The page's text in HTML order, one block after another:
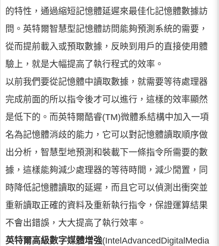
的特性，通過縮短記憶體延遲來最佳化記憶體數據訪
問。英特爾智慧型記憶體訪問能夠預測系統的需要，
從而提前載入或預取數據，反映到用戶的直接使用體
驗上，就是大幅提高了執行程式的效率。
以前我們要從記憶體中讀取數據，就需要等待處理器
完成前面的所以指令後才可以進行，這樣的效率顯然
是低下的。而英特爾酷睿(TM)微體系結構中加入一項
名為記憶體消歧的能力，它可以對記憶體讀取順序做
出分析，智慧型地預測和裝載下一條指令所需要的數
據，這樣能夠減少處理器的等待時間，減少閒置，同
時降低記憶體讀取的延遲，而且它可以偵測出衝突並
重新讀取正確的資料及重新執行指令，保證運算結果
不會出錯誤，大大提高了執行效率。
英特爾高級數字媒體增強(IntelAdvancedDigitalMedia